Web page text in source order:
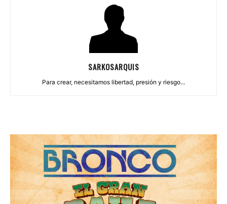
SARKOSARQUIS
Para crear, necesitamos libertad, presión y riesgo...